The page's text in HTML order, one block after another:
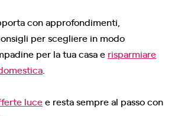
con approfondimenti,
per scegliere in modo
per la tua casa e risparmiare
lucee resta sempre al passo con